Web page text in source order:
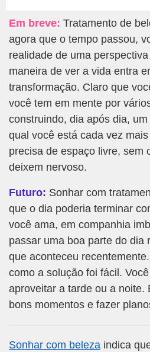
Em breve: Tratamento de
agora que o tempo passou,
realidade de uma
maneira de ver a vida entra
transformação. Claro que
você tem em mente por
construindo, dia após dia,
qual você está cada vez
precisa de espaço livre, sem
deixem nervoso.
Futuro: Sonhar com
que o dia poderia terminar
você ama, em companhia
passar uma boa parte do dia
que aconteceu
como a solução foi fácil.
aproveitar a tarde ou a noite.
bons momentos e fazer
Sonhar com beleza indica